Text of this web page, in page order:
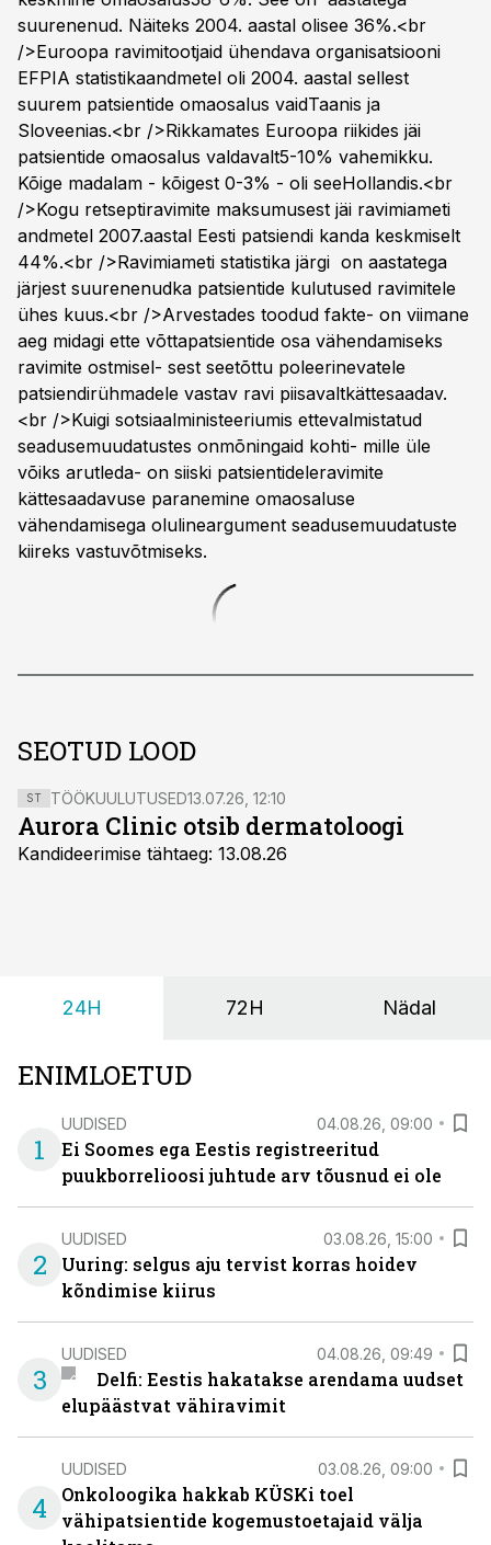
suurenenud. Näiteks 2004. aastal olisee 36%.<br
/>Euroopa ravimitootjaid ühendava organisatsiooni
EFPIA statistikaandmetel oli 2004. aastal sellest
suurem patsientide omaosalus vaidTaanis ja
Sloveenias.<br />Rikkamates Euroopa riikides jäi
patsientide omaosalus valdavalt5-10% vahemikku.
Kõige madalam - kõigest 0-3% - oli seeHollandis.<br
/>Kogu retseptiravimite maksumusest jäi ravimiameti
andmetel 2007.aastal Eesti patsiendi kanda keskmiselt
44%.<br />Ravimiameti statistika järgi on aastatega
järjest suurenenudka patsientide kulutused ravimitele
ühes kuus.<br />Arvestades toodud fakte- on viimane
aeg midagi ette võttapatsientide osa vähendamiseks
ravimite ostmisel- sest seetõttu poleerinevatele
patsiendirühmadele vastav ravi piisavaltkättesaadav.
<br />Kuigi sotsiaalministeeriumis ettevalmistatud
seadusemuudatustes onmõningaid kohti- mille üle
võiks arutleda- on siiski patsientideleravimite
kättesaadavuse paranemine omaosaluse
vähendamisega olulineargument seadusemuudatuste
kiireks vastuvõtmiseks.
SEOTUD LOOD
ST TÖÖKUULUTUSED13.07.26, 12:10
Aurora Clinic otsib dermatoloogi
Kandideerimise tähtaeg: 13.08.26
24H 72H Nädal
ENIMLOETUD
1
UUDISED 04.08.26, 09:00
Ei Soomes ega Eestis registreeritud
puukborrelioosi juhtude arv tõusnud ei ole
2
UUDISED 03.08.26, 15:00
Uuring: selgus aju tervist korras hoidev
kõndimise kiirus
3
UUDISED 04.08.26, 09:49
Delfi: Eestis hakatakse arendama uudset
elupäästvat vähiravimit
4
UUDISED 03.08.26, 09:00
Onkoloogika hakkab KÜSKi toel
vähipatsientide kogemustoetajaid välja